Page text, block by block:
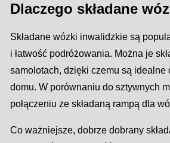
Dlaczego składane
Składane wózki inwalidzkie są
i łatwość podróżowania. Można je
samolotach, dzięki czemu są
domu. W porównaniu do sztywnych
połączeniu ze składaną rampą dla
Co ważniejsze, dobrze dobrany